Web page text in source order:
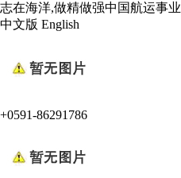
志在海洋,做精做强中国航运事业
中文版 English
+0591-86291786